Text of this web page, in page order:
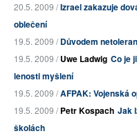
20.5. 2009 /Izrael zakazuje
oblečení
19.5. 2009 /Důvodem
19.5. 2009 /Uwe Ladwig Co je
lenosti myšlení
19.5. 2009 /AFPAK: Vojenská
19.5. 2009 /Petr Kospach Jak
školách